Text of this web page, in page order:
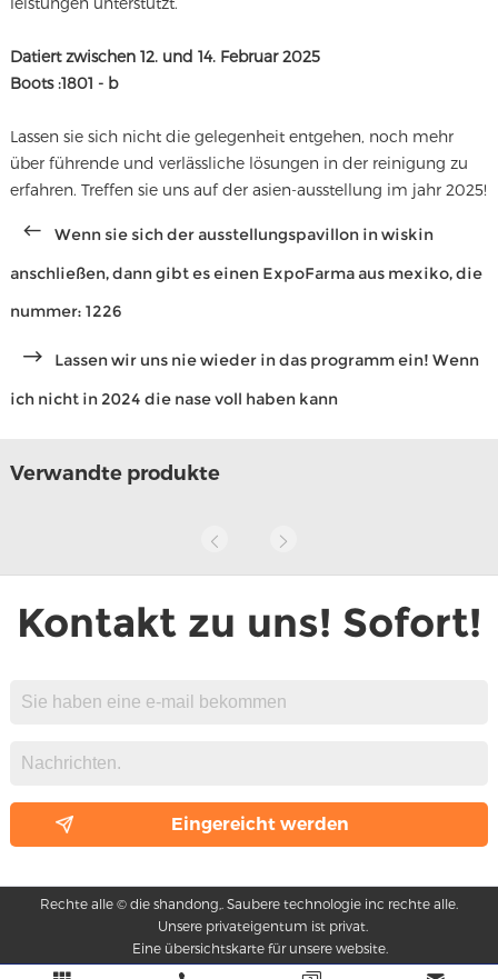
Datiert zwischen 12. und 14. Februar 2025
Boots :1801 - b
Lassen sie sich nicht die gelegenheit entgehen, noch mehr
über führende und verlässliche lösungen in der reinigung zu
erfahren. Treffen sie uns auf der asien-ausstellung im jahr 2025!
Wenn sie sich der ausstellungspavillon in wiskin
anschließen, dann gibt es einen ExpoFarma aus mexiko, die
nummer: 1226
Lassen wir uns nie wieder in das programm ein! Wenn
ich nicht in 2024 die nase voll haben kann
Verwandte produkte
Kontakt zu uns! Sofort!
Rechte alle © die shandong,. Saubere technologie inc rechte alle.
Unsere privateigentum ist privat.
Eine übersichtskarte für unsere website.